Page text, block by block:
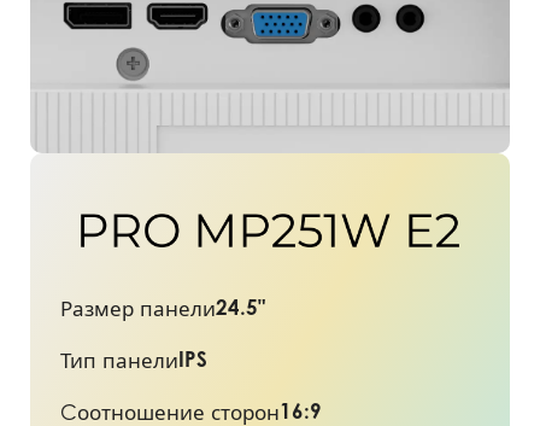
Размер панели24.5"
Тип панелиIPS
Cоотношение сторон16:9